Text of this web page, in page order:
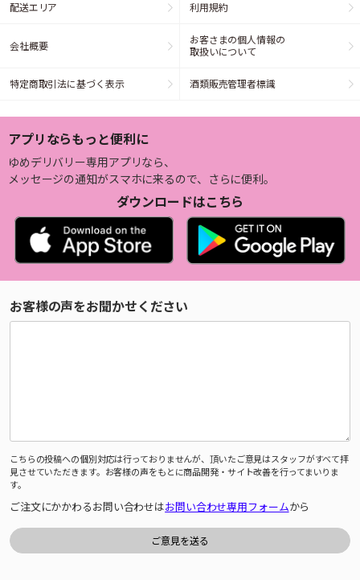
配送エリア 利用規約
会社概要
お客さまの個人情報の
取扱いについて
特定商取引法に基づく表示 酒類販売管理者標識
アプリならもっと便利に
ゆめデリバリー専用アプリなら、
メッセージの通知がスマホに来るので、さらに便利。
ダウンロードはこちら
お客様の声をお聞かせください
こちらの投稿への個別対応は行っておりませんが、頂いたご意見はスタッフがすべて拝
見させていただきます。お客様の声をもとに商品開発・サイト改善を行ってまいりま
す。
ご注文にかかわるお問い合わせはお問い合わせ専用フォームから